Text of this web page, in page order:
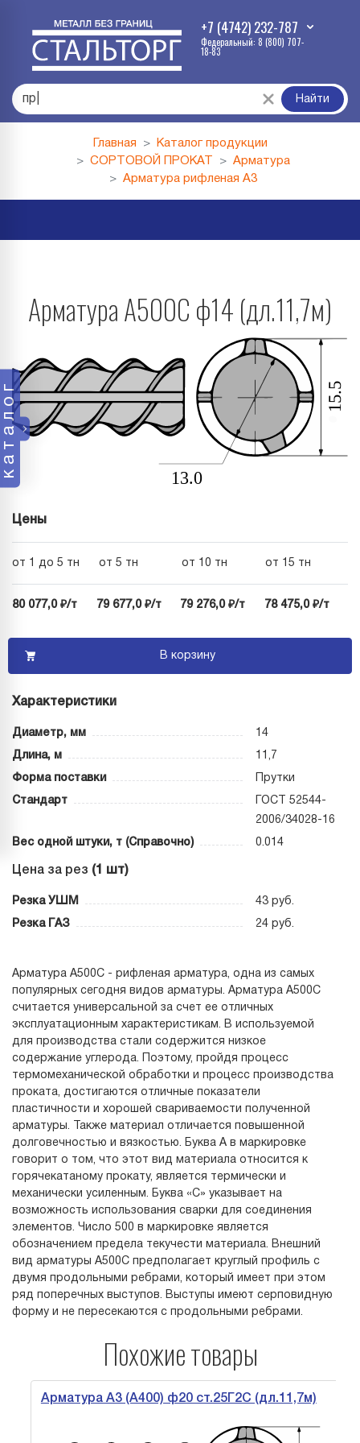
+7 (4742) 232-787
Федеральный: 8 (800) 707-
18-83
профл Найти
каталог
Главная
Каталог продукции
СОРТОВОЙ ПРОКАТ
Арматура
Арматура рифленая А3
Арматура А500С ф14 (дл.11,7м)
Цены
от 1 до 5 тн от 5 тн от 10 тн от 15 тн
80 077,0 ₽/т 79 677,0 ₽/т 79 276,0 ₽/т 78 475,0 ₽/т
В корзину
Характеристики
Диаметр, мм 14
Длина, м 11,7
Форма поставки Прутки
Стандарт
ГОСТ 52544-
2006/34028-16
Вес одной штуки, т (Справочно) 0.014
Цена за рез (1 шт)
Резка УШМ 43 руб.
Резка ГАЗ 24 руб.
Арматура А500С - рифленая арматура, одна из самых
популярных сегодня видов арматуры. Арматура А500С
считается универсальной за счет ее отличных
эксплуатационным характеристикам. В используемой
для производства стали содержится низкое
содержание углерода. Поэтому, пройдя процесс
термомеханической обработки и процесс производства
проката, достигаются отличные показатели
пластичности и хорошей свариваемости полученной
арматуры. Также материал отличается повышенной
долговечностью и вязкостью. Буква А в маркировке
говорит о том, что этот вид материала относится к
горячекатаному прокату, является термически и
механически усиленным. Буква «С» указывает на
возможность использования сварки для соединения
элементов. Число 500 в маркировке является
обозначением предела текучести материала. Внешний
вид арматуры А500С предполагает круглый профиль с
двумя продольными ребрами, который имеет при этом
ряд поперечных выступов. Выступы имеют серповидную
форму и не пересекаются с продольными ребрами.
Похожие товары
Арматура А3 (А400) ф20 ст.25Г2С (дл.11,7м)